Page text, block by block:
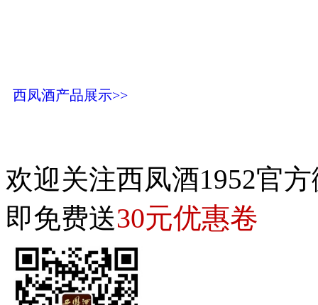
西凤酒产品展示>>
欢迎关注西凤酒1952官
即免费送30元优惠卷